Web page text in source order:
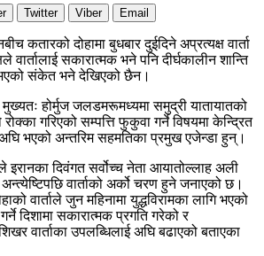
Twitter Viber Email
कतारको दोहामा बुधबार दुईदिने अप्रत्यक्ष वार्ता
सकारात्मक भने पनि दीर्घकालीन शान्ति
संकेत भने देखिएको छैन।
होर्मुज जलडमरूमध्यमा समुद्री यातायातको
गरिएको सम्पत्ति फुकुवा गर्ने विषयमा केन्द्रित
भएको अन्तरिम सहमतिका प्रमुख एजेन्डा हुन्।
इरानका दिवंगत सर्वोच्च नेता आयातोल्लाह अली
वार्ताको अर्को चरण हुने जनाएको छ।
वार्ताले जुन महिनामा युद्धविरामका लागि भएको
दिशामा सकारात्मक प्रगति गरेको र
वार्ताका उपलब्धिलाई अघि बढाएको बताएका